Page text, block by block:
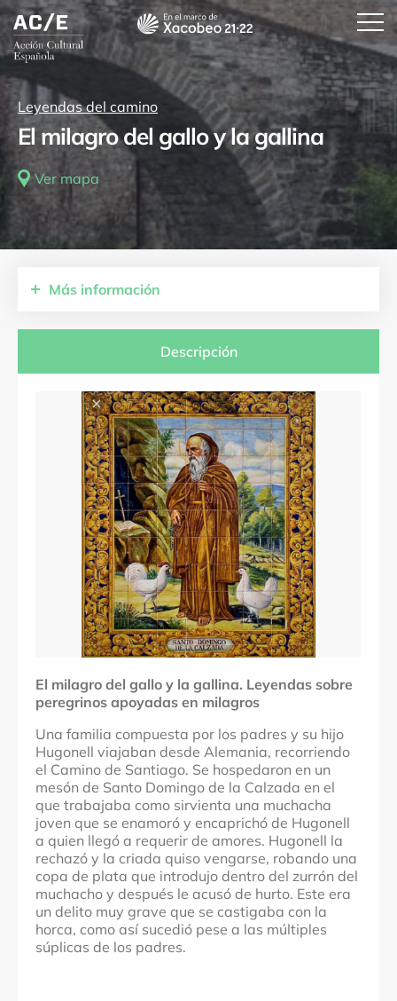
Leyendas del camino
El milagro del gallo y la gallina
Ver mapa
Más información
La Rioja
Comarcas
Santo Domingo de la Calzada
Localidades
Santo Domingo de la Calzada
Denominación
El milagro del gallo y la gallina.
Descripción
El milagro del gallo y la gallina. Leyendas sobre
peregrinos apoyadas en milagros
Una familia compuesta por los padres y su hijo
Hugonell viajaban desde Alemania, recorriendo
el Camino de Santiago. Se hospedaron en un
mesón de Santo Domingo de la Calzada en el
que trabajaba como sirvienta una muchacha
joven que se enamoró y encaprichó de Hugonell
a quien llegó a requerir de amores. Hugonell la
rechazó y la criada quiso vengarse, robando una
copa de plata que introdujo dentro del zurrón del
muchacho y después le acusó de hurto. Este era
un delito muy grave que se castigaba con la
horca, como así sucedió pese a las múltiples
súplicas de los padres.